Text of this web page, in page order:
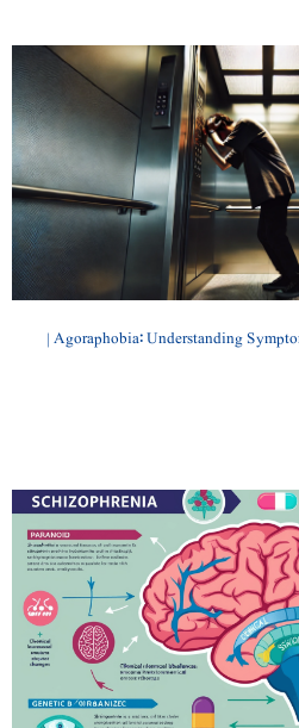
Agoraphobia: Understanding Symptoms, Causes, and Treatment Options |